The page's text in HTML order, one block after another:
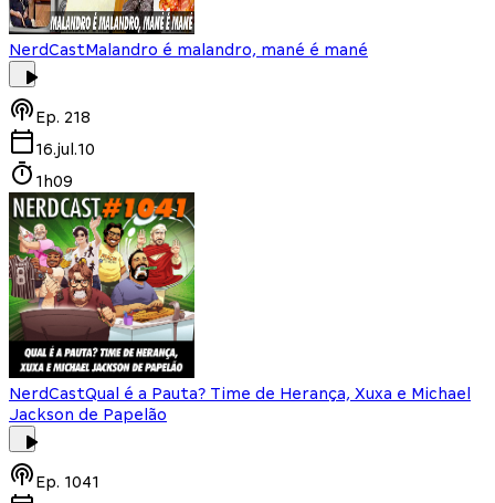
NerdCastMalandro é malandro, mané é mané
Ep. 218
16.jul.10
1h09
NerdCastQual é a Pauta? Time de Herança, Xuxa e Michael
Jackson de Papelão
Ep. 1041